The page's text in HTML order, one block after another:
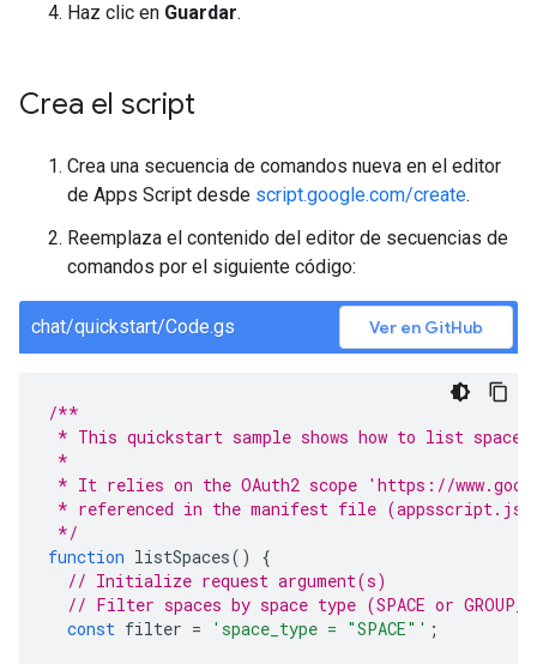
Haz clic en Guardar.
Crea el script
Crea una secuencia de comandos nueva en el editor
de Apps Script desde script.google.com/create.
Reemplaza el contenido del editor de secuencias de
comandos por el siguiente código:
chat/quickstart/Code.gs Ver en GitHub
/**
* This quickstart sample shows how to list
*
* It relies on the OAuth2 scope 'https://
* referenced in the manifest file
*/
function listSpaces()
{
// Initialize request argument(s)
// Filter spaces by space type (SPACE or
const filter = 'space_type = "SPACE"' ;